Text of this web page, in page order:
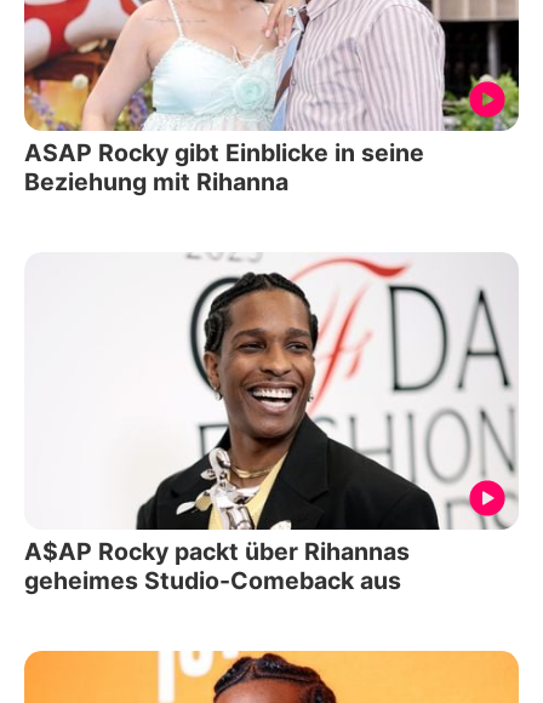
ASAP Rocky gibt Einblicke in seine
Beziehung mit Rihanna
A$AP Rocky packt über Rihannas
geheimes Studio-Comeback aus